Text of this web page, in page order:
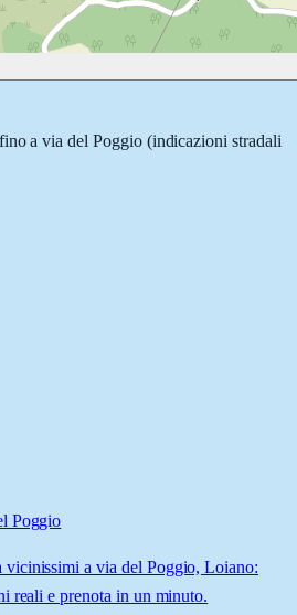
avia del Poggio(indicazioni stradali
Poggio
vicinissimi a via del Poggio, Loiano:
reali e prenota in un minuto.